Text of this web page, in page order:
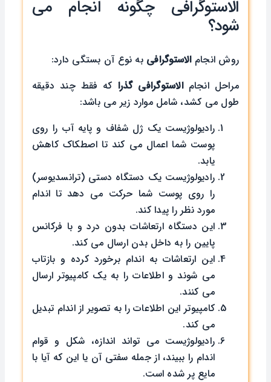
الاستوگرافی چگونه انجام می
شود؟
روش انجامالاستوگرافیبه نوع آن بستگی دارد:
مراحل انجام الاستوگرافی گذراکه فقط چند دقیقه
طول می کشد، شامل موارد زیر می باشد:
رادیولوژیست یک ژل شفاف و پایه آب را روی
پوست شما اعمال می کند تا اصطکاک کاهش
یابد.
رادیولوژیست یک دستگاه دستی (ترانسدیوسر)
را روی پوست شما حرکت می دهد تا اندام
مورد نظر را پیدا کند.
این دستگاه ارتعاشات بدون درد و با فرکانس
پایین را به داخل بدن ارسال می کند.
این ارتعاشات به اندام برخورد کرده و بازتاب
می شوند و اطلاعات را به یک کامپیوتر ارسال
می کنند.
کامپیوتر این اطلاعات را به تصویر از اندام تبدیل
می کند.
رادیولوژیست می تواند اندازه، شکل و قوام
اندام را ببیند، از جمله سفتی آن یا این که آیا با
مایع پر شده است.